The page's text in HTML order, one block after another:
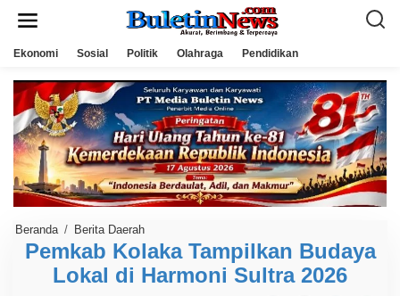
Ekonomi Sosial Politik Olahraga Pendidikan
Beranda / Berita Daerah
e
m
k
a
Pemkab Kolaka Tampilkan Budaya
Lokal di Harmoni Sultra 2026